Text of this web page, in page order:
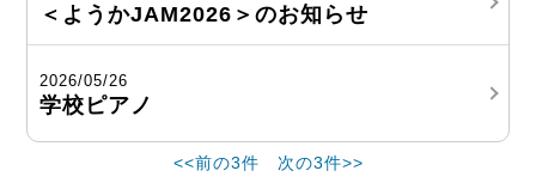
＜ようかJAM2026＞のお知らせ
2026/05/26
学校ピアノ
<<前の3件
次の3件>>